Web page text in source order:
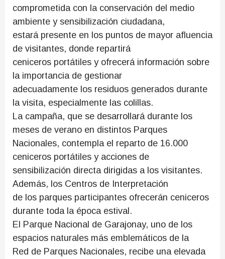
comprometida con la conservación del medio
ambiente y sensibilización ciudadana,
estará presente en los puntos de mayor afluencia
de visitantes, donde repartirá
ceniceros portátiles y ofrecerá información sobre
la importancia de gestionar
adecuadamente los residuos generados durante
la visita, especialmente las colillas.
La campaña, que se desarrollará durante los
meses de verano en distintos Parques
Nacionales, contempla el reparto de 16.000
ceniceros portátiles y acciones de
sensibilización directa dirigidas a los visitantes.
Además, los Centros de Interpretación
de los parques participantes ofrecerán ceniceros
durante toda la época estival.
El Parque Nacional de Garajonay, uno de los
espacios naturales más emblemáticos de la
Red de Parques Nacionales, recibe una elevada